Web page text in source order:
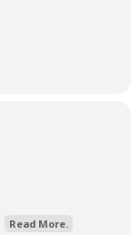
Read More.